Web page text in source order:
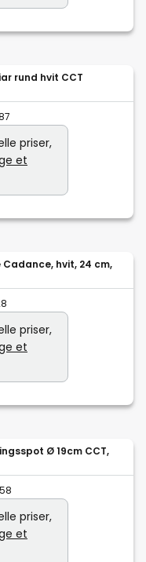
rund hvit CCT
priser,
et
hvit, 24 cm,
priser,
et
Ø 19cm CCT,
priser,
et